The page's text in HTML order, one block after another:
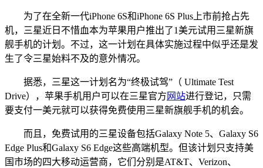
为了在全新一代iPhone 6S和iPhone 6S Plus上市前抢占先
机，三星近日不惜血本为苹果用户推出了1美元试用三星新旗
舰手机的计划。不过，这一计划在具体实施过程中似乎还是发
生了令三星始料不及的意外情况。
据悉，三星这一计划名为“终极试驾”（ Ultimate Test
Drive），苹果手机用户可以在三星官方 网站进行登记，只需
要支付一美元就可以获得免费使用三星新旗舰手机的机会。
而且，免费试用的三星设备包括Galaxy Note 5、Galaxy S6
Edge Plus和Galaxy S6 Edge这些高端机型。但该计划只支持美
国市场的四大移动运营商，它们分别是AT&T、Verizon、